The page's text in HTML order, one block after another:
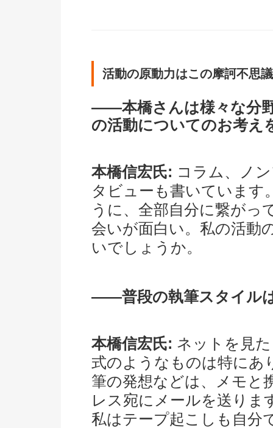
活動の原動力はこの摩訶不思
――本橋さんは様々な分
の活動についてのお考え
本橋信宏氏: コラム、ノ
タビューも書いています
うに、全部自分に繋がっ
会いが面白い。私の活動
いでしょうか。
――普段の執筆スタイル
本橋信宏氏: ネットを見
式のようなものは特にあ
筆の発想などは、メモと
レス宛にメールを送りま
私はテープ起こしも自分